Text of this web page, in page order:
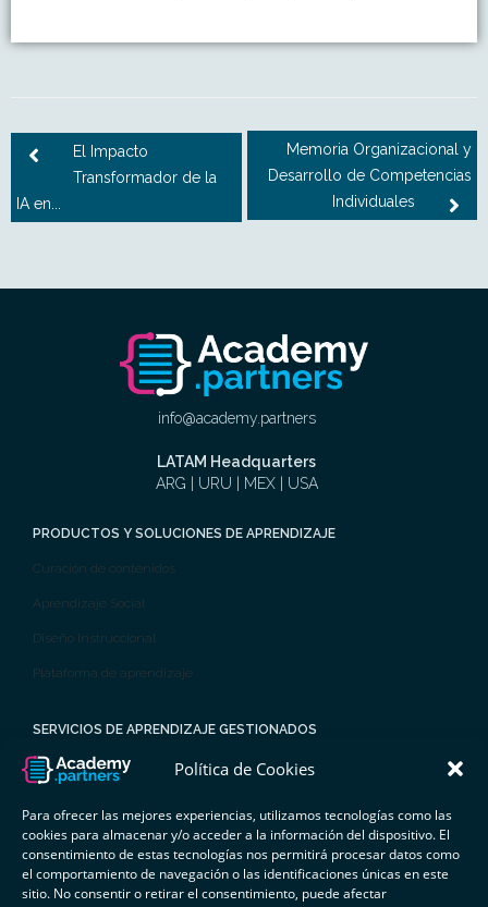
Política de Cookies
Para ofrecer las mejores experiencias, utilizamos tecnologías como las
cookies para almacenar y/o acceder a la información del dispositivo. El
consentimiento de estas tecnologías nos permitirá procesar datos como
el comportamiento de navegación o las identificaciones únicas en este
sitio. No consentir o retirar el consentimiento, puede afectar
El Impacto
Transformador de la
IA en...
Memoria Organizacional y
Desarrollo de Competencias
Individuales
info@academy.partners
LATAM Headquarters
ARG | URU | MEX | USA
PRODUCTOS Y SOLUCIONES DE APRENDIZAJE
Curación de contenidos
Aprendizaje Social
Diseño Instruccional
Plataforma de aprendizaje
SERVICIOS DE APRENDIZAJE GESTIONADOS
Tutorías y administración
Aprendizaje por competencias
Planes